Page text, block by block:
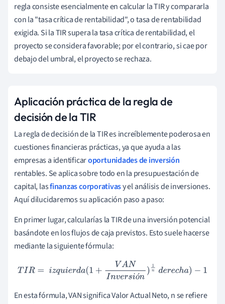
regla consiste esencialmente en calcular la TIR y compararla
con la "tasa crítica de rentabilidad", o tasa de rentabilidad
exigida. Si la TIR supera la tasa crítica de rentabilidad, el
proyecto se considera favorable; por el contrario, si cae por
debajo del umbral, el proyecto se rechaza.
Aplicación práctica de la regla de
decisión de la TIR
La regla de decisión de la TIR es increíblemente poderosa en
cuestiones financieras prácticas, ya que ayuda a las
empresas a identificaroportunidades de inversión
rentables. Se aplica sobre todo en la presupuestación de
capital, lasfinanzas corporativasy el análisis de inversiones.
Aquí dilucidaremos su aplicación paso a paso:
En primer lugar, calcularías la TIR de una inversión potencial
basándote en los flujos de caja previstos. Esto suele hacerse
mediante la siguiente fórmula:
ó
TIR =izquierda(1+ VA NInversión)1nderecha)−1
En esta fórmula, VAN significa Valor Actual Neto, n se refiere